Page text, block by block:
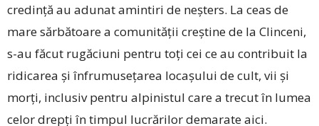
credință au adunat amintiri de neșters. La ­ceas de
mare sărbătoare a comunității creștine de la Clinceni,
s-au făcut rugăciuni pentru toți cei ce au contribuit la
ridicarea și înfrumusețarea locașului de cult, vii și
morți, inclusiv pentru alpinistul care a trecut în lumea
celor drepți în timpul lucrărilor demarate aici.